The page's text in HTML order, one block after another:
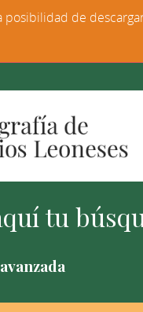
posibilidad de